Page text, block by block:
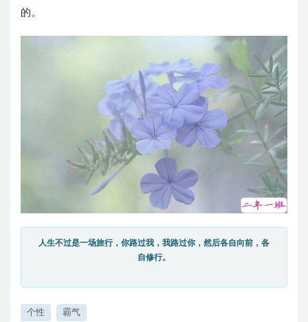
的。 ​​​​
人生不过是一场旅行，你路过我，我路过你，然后各自向前，各
自修行。
个性 霸气